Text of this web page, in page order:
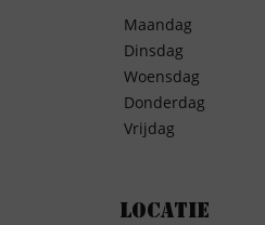
Maandag
Dinsdag
Woensdag
Donderdag
Vrijdag
Locatie